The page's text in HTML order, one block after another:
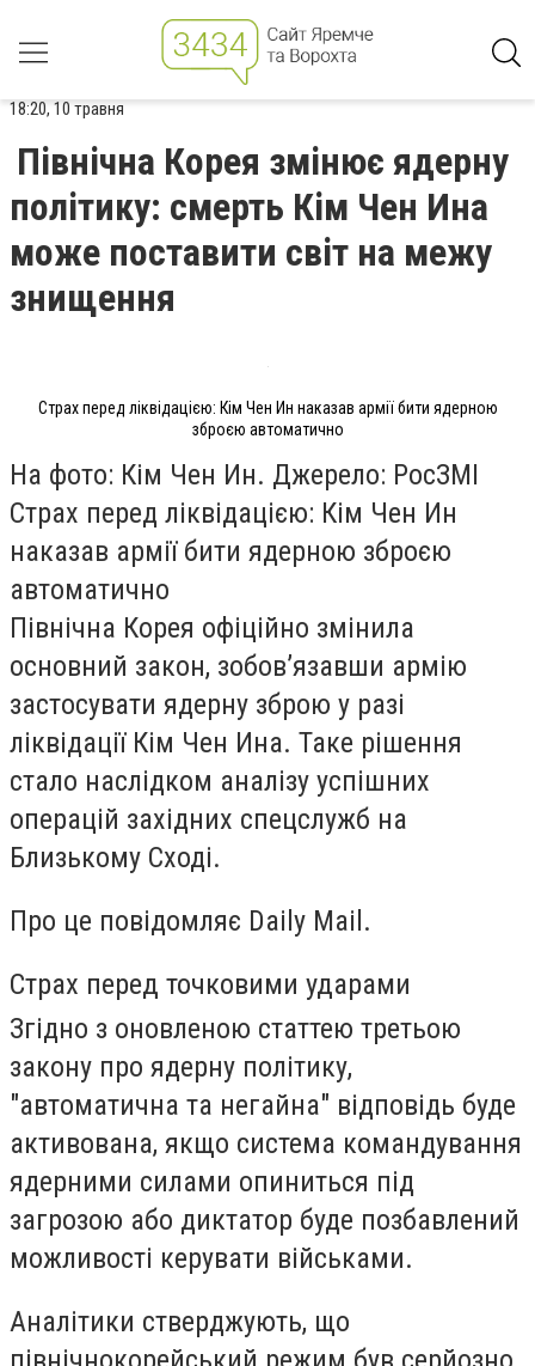
18:20, 10 травня
Північна Корея змінює ядерну
політику: смерть Кім Чен Ина
може поставити світ на межу
знищення
Страх перед ліквідацією: Кім Чен Ин наказав армії бити ядерною
зброєю автоматично
На фото: Кім Чен Ин. Джерело: РосЗМІ
Страх перед ліквідацією: Кім Чен Ин
наказав армії бити ядерною зброєю
автоматично
Північна Корея офіційно змінила
основний закон, зобов’язавши армію
застосувати ядерну зброю у разі
ліквідації Кім Чен Ина. Таке рішення
стало наслідком аналізу успішних
операцій західних спецслужб на
Близькому Сході.
Про це повідомляє Daily Mail.
Страх перед точковими ударами
Згідно з оновленою статтею третьою
закону про ядерну політику,
"автоматична та негайна" відповідь буде
активована, якщо система командування
ядерними силами опиниться під
загрозою або диктатор буде позбавлений
можливості керувати військами.
Аналітики стверджують, що